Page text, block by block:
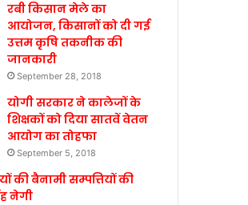
रबी किसान मेले का
आयोजन, किसानों को दी गई
उत्तम कृषि तकनीक की
जानकारी
September 28, 2018
योगी सरकार ने कालेजों के
शिक्षकों को दिया सातवें वेतन
आयोग का तोहफा
September 5, 2018
की बैनामी सम्पत्तियों की
नेगी